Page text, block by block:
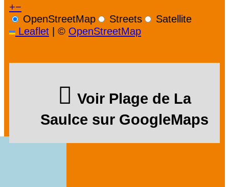
+−
OpenStreetMap
Streets
Satellite
Leaflet | © OpenStreetMap
Voir Plage de La
Saulce sur GoogleMaps